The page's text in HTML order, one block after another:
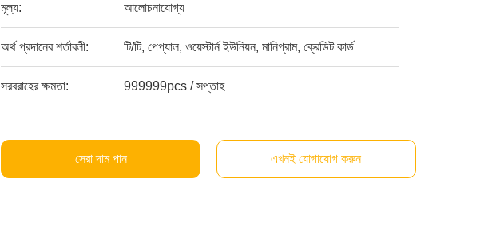
মূল্য: আলোচনাযোগ্য
অর্থ প্রদানের শর্তাবলী: টি/টি, পেপ্যাল, ওয়েস্টার্ন ইউনিয়ন, মানিগ্রাম, ক্রেডিট কার্ড
সরবরাহের ক্ষমতা: 999999pcs / সপ্তাহ
সেরা দাম পান এখনই যোগাযোগ করুন